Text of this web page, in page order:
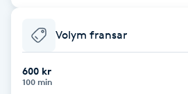
Bröllopsuppsättning
Celluliter
Volym fransar
600 kr
100 min